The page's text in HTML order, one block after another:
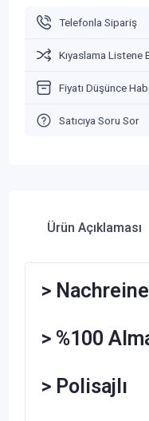
Telefonla Sipariş
Kıyaslama Listene
Fiyatı Düşünce
Satıcıya Soru Sor
Ürün Açıklaması
>
> %100
> Polisajlı